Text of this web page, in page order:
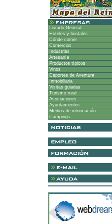
Listado General
Hoteles y hostales
Dónde comer
Comercios
Industrias
Artesanía
Productos típicos
Vinos
Deportes de Aventura
Inmobiliaria
Visitas guiadas
Turismo rural
Asociaciones
Ayuntamientos
Medios de información
Campings